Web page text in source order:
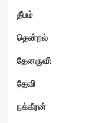
தீபம்
தென்றல்
தேனருவி
தேவி
நக்கீரன்